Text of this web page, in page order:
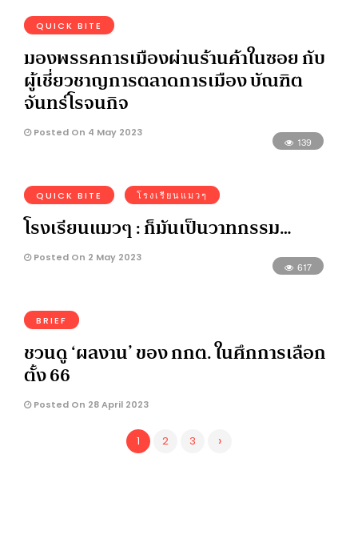
QUICK BITE
มองพรรคการเมืองผ่านร้านค้าในซอย กับ
ผู้เชี่ยวชาญการตลาดการเมือง บัณฑิต
จันทร์โรจนกิจ
Posted On 4 May 2023
139
QUICK BITE โรงเรียนแมวๆ
โรงเรียนแมวๆ : ก็มันเป็นวาทกรรม…
Posted On 2 May 2023
617
BRIEF
ชวนดู ‘ผลงาน’ ของ กกต. ในศึกการเลือก
ตั้ง 66
Posted On 28 April 2023
1 2 3 ›